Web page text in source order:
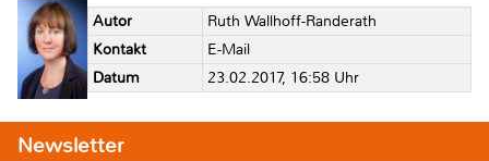
Autor
Ruth Wallhoff-Randerath
Kontakt
E-Mail
Datum
23.02.2017, 16:58 Uhr
Newsletter